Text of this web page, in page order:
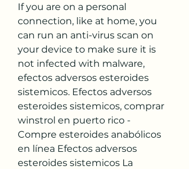
If you are on a personal
connection, like at home, you
can run an anti-virus scan on
your device to make sure it is
not infected with malware,
efectos adversos esteroides
sistemicos. Efectos adversos
esteroides sistemicos, comprar
winstrol en puerto rico -
Compre esteroides anabólicos
en línea Efectos adversos
esteroides sistemicos La